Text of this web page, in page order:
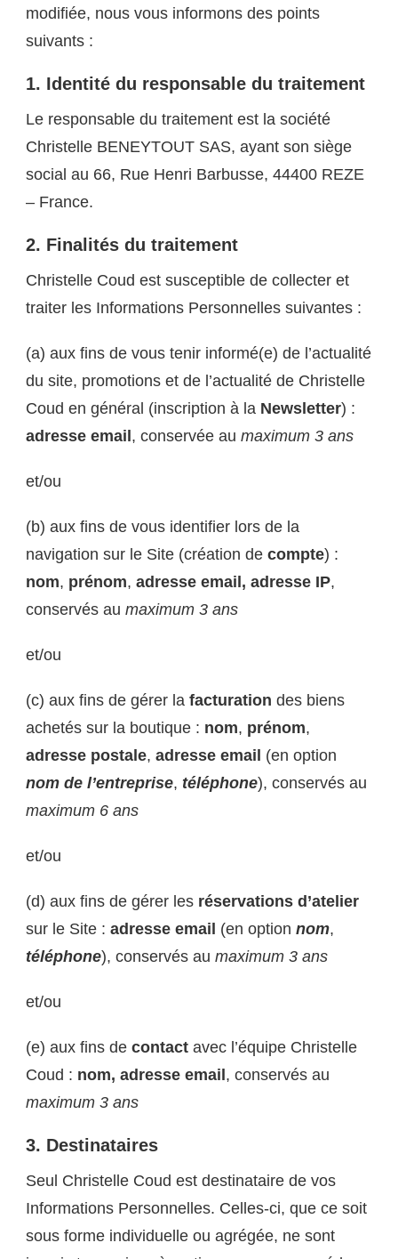
modifiée, nous vous informons des points
suivants :
1. Identité du responsable du traitement
Le responsable du traitement est la société
Christelle BENEYTOUT SAS, ayant son siège
social au 66, Rue Henri Barbusse, 44400 REZE
– France.
2. Finalités du traitement
Christelle Coud est susceptible de collecter et
traiter les Informations Personnelles suivantes :
(a) aux fins de vous tenir informé(e) de l’actualité
du site, promotions et de l’actualité de Christelle
Coud en général (inscription à la Newsletter) :
adresse email , conservée au maximum 3 ans
et/ou
(b) aux fins de vous identifier lors de la
navigation sur le Site (création de compte) :
nom, prénom, adresse email, adresse IP,
conservés au maximum 3 ans
et/ou
(c) aux fins de gérer la facturation des biens
achetés sur la boutique : nom, prénom,
adresse postale, adresse email (en option
nom de l’entreprise, téléphone), conservés au
maximum 6 ans
et/ou
(d) aux fins de gérer les réservations d’atelier
sur le Site : adresse email (en option nom,
téléphone), conservés au maximum 3 ans
et/ou
(e) aux fins de contact avec l’équipe Christelle
Coud : nom, adresse email , conservés au
maximum 3 ans
3. Destinataires
Seul Christelle Coud est destinataire de vos
Informations Personnelles. Celles-ci, que ce soit
sous forme individuelle ou agrégée, ne sont